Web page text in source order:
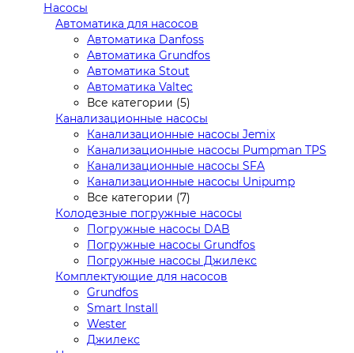
Насосы
Автоматика для насосов
Автоматика Danfoss
Автоматика Grundfos
Автоматика Stout
Автоматика Valtec
Все категории (5)
Канализационные насосы
Канализационные насосы Jemix
Канализационные насосы Pumpman TPS
Канализационные насосы SFA
Канализационные насосы Unipump
Все категории (7)
Колодезные погружные насосы
Погружные насосы DAB
Погружные насосы Grundfos
Погружные насосы Джилекс
Комплектующие для насосов
Grundfos
Smart Install
Wester
Джилекс